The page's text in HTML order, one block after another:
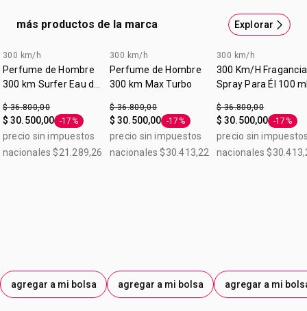
Eau de Toilette
más productos de la marca Explorar
300 km/h
Perfume de Hombre
300 km Surfer Eau de
$ 36.800,00
$ 30.500,00 Etiqueta -17%
-17%
precio sin impuestos
nacionales $21.289,26
agregar a mi bolsa
300 km/h
Perfume de Hombre
300 km Max Turbo
$ 36.800,00
$ 30.500,00 Etiqueta -17%
-17%
precio sin impuestos
nacionales $30.413,22
agregar a mi bolsa
300 km/h
300 Km/H Fragancia
Spray Para Él 100
$ 36.800,00
$ 30.500,00 Etiqueta
-17%
precio sin
nacionales
agregar a mi